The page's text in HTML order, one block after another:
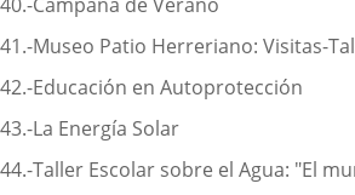
41.-Museo Patio Herreriano: Visitas-
42.-Educación en Autoprotección
43.-La Energía Solar
44.-Taller Escolar sobre el Agua: "El